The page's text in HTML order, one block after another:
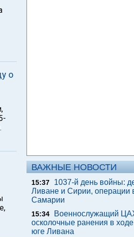
о
ВАЖНЫЕ НОВОСТИ
15:37
1037-й день войны:
Ливане и Сирии, операции
Самарии
15:34
Военнослужащий
осколочные ранения в
юге Ливана